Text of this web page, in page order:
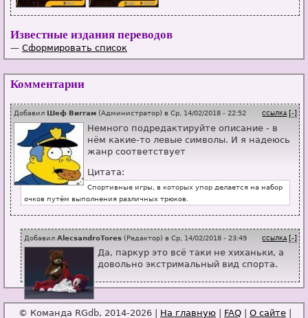
Известные издания переводов
— Сформировать список
Комментарии
ССЫЛКА [-]
Добавил Шеф Виггам(Администратор) в Ср, 14/02/2018 - 22:52
Немного подредактируйте описание - в
нём какие-то левые символы. И я надеюсь
жанр соответствует
Цитата:
Спортивные игры, в которых упор делается на набор
очков путём выполнения различных трюков.
ССЫЛКА [-]
Добавил AlecsandroTores(Редактор) в Ср, 14/02/2018 - 23:49
Да, паркур это всё таки не хиханьки, а
довольно экстримальный вид спорта.
© Команда RGdb, 2014-2026 | На главную FAQ О сайте